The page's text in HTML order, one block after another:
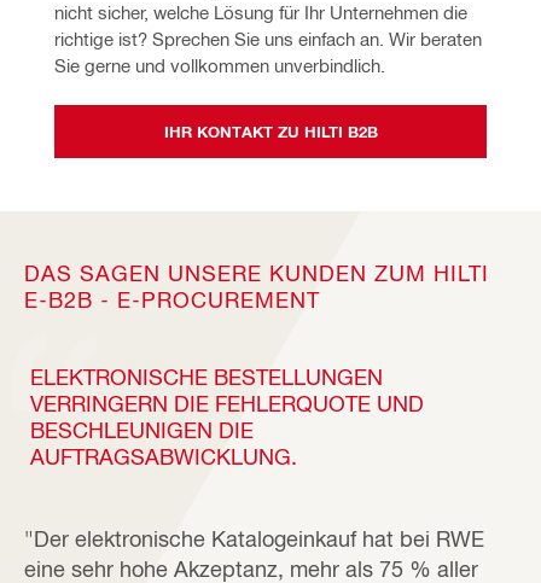
nicht sicher, welche Lösung für Ihr Unternehmen die
richtige ist? Sprechen Sie uns einfach an. Wir beraten
Sie gerne und vollkommen unverbindlich.
IHR KONTAKT ZU HILTI B2B
DAS SAGEN UNSERE KUNDEN ZUM HILTI
E-B2B - E-PROCUREMENT
ELEKTRONISCHE BESTELLUNGEN
VERRINGERN DIE FEHLERQUOTE UND
BESCHLEUNIGEN DIE
AUFTRAGSABWICKLUNG.
"Der elektronische Katalogeinkauf hat bei RWE
eine sehr hohe Akzeptanz, mehr als 75 % aller